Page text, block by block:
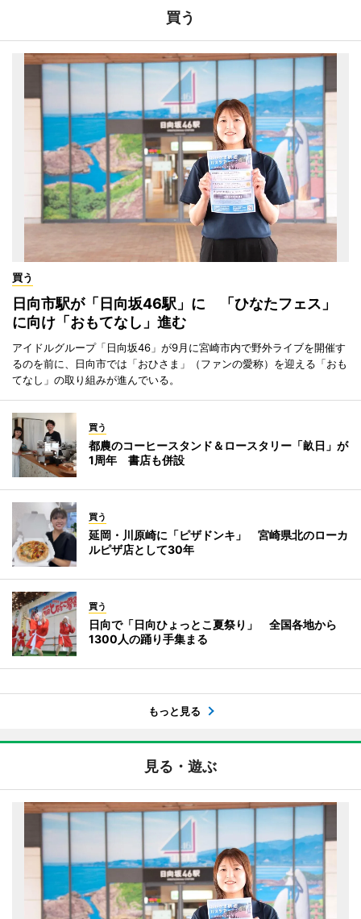
買う
買う
日向市駅が「日向坂46駅」に 「ひなたフェス」
に向け「おもてなし」進む
アイドルグループ「日向坂46」が9月に宮崎市内で野外ライブを開催す
るのを前に、日向市では「おひさま」（ファンの愛称）を迎える「おも
てなし」の取り組みが進んでいる。
買う
都農のコーヒースタンド＆ロースタリー「畝日」が
1周年 書店も併設
買う
延岡・川原崎に「ピザドンキ」 宮崎県北のローカ
ルピザ店として30年
買う
日向で「日向ひょっとこ夏祭り」 全国各地から
1300人の踊り手集まる
もっと見る
見る・遊ぶ